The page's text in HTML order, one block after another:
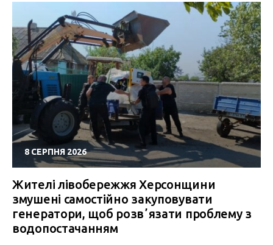
8 СЕРПНЯ 2026
Жителі лівобережжя Херсонщини
змушені самостійно закуповувати
генератори, щоб розвʼязати проблему з
водопостачанням